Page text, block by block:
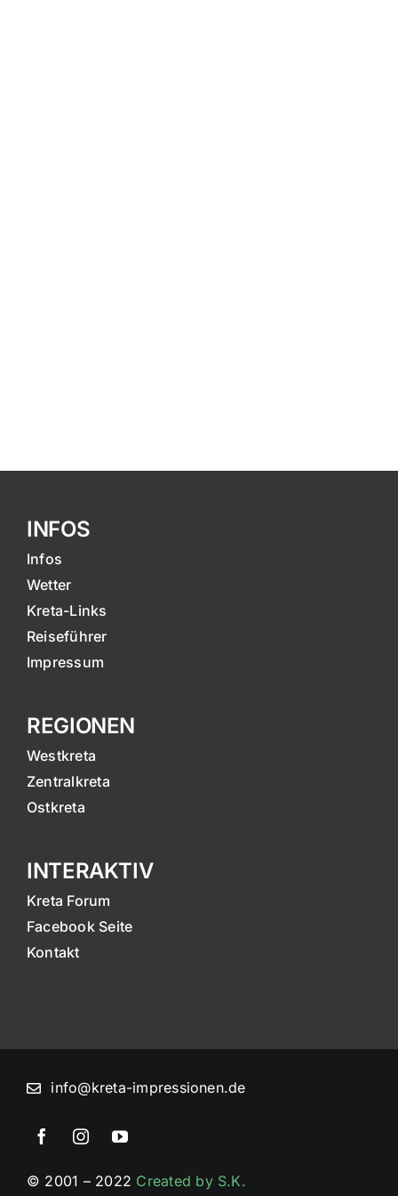
INFOS
Infos
Wetter
Kreta-Links
Reiseführer
Impressum
REGIONEN
Westkreta
Zentralkreta
Ostkreta
INTERAKTIV
Kreta Forum
Facebook Seite
Kontakt
info@kreta-impressionen.de
© 2001 – 2022 Created by S.K.